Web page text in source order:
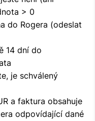
> 0
do Rogera (odeslat
14 dní do
je schválený
a faktura obsahuje
odpovídající dané